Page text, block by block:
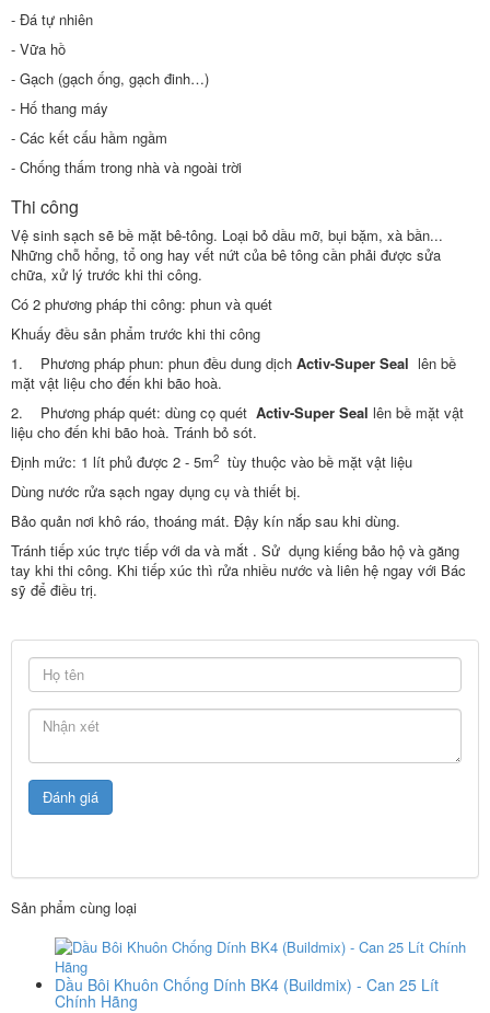
- Đá tự nhiên
- Vữa hồ
- Gạch (gạch ống, gạch đinh…)
- Hố thang máy
- Các kết cấu hầm ngầm
- Chống thấm trong nhà và ngoài trời
Thi công
Vệ sinh sạch sẽ bề mặt bê-tông. Loại bỏ dầu mỡ, bụi bặm, xà bần...
Những chỗ hổng, tổ ong hay vết nứt của bê tông cần phải được sửa
chữa, xử lý trước khi thi công.
Có 2 phương pháp thi công: phun và quét
Khuấy đều sản phẩm trước khi thi công
1. Phương pháp phun: phun đều dung dịch Activ-Super Seal lên bề
mặt vật liệu cho đến khi bão hoà.
2. Phương pháp quét: dùng cọ quét Activ-Super Seal lên bề mặt vật
liệu cho đến khi bão hoà. Tránh bỏ sót.
Định mức: 1 lít phủ được 2 - 5m2 tùy thuộc vào bề mặt vật liệu
Dùng nước rửa sạch ngay dụng cụ và thiết bị.
Bảo quản nơi khô ráo, thoáng mát. Đậy kín nắp sau khi dùng.
Tránh tiếp xúc trực tiếp với da và mắt . Sử dụng kiếng bảo hộ và găng
tay khi thi công. Khi tiếp xúc thì rửa nhiều nước và liên hệ ngay với Bác
sỹ để điều trị.
Sản phẩm cùng loại
Dầu Bôi Khuôn Chống Dính BK4 (Buildmix) - Can 25 Lít
Chính Hãng